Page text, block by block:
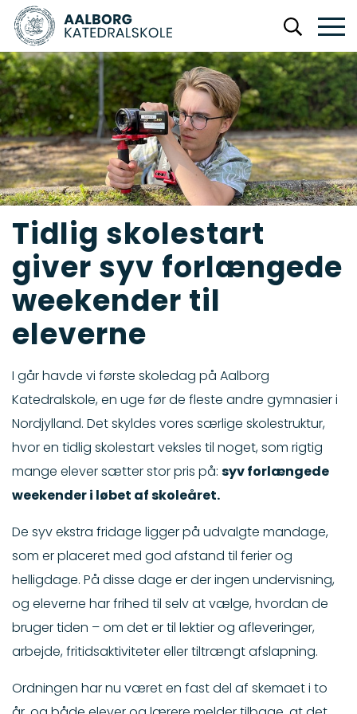
Tidlig skolestart
giver syv forlængede
weekender til
eleverne
I går havde vi første skoledag på Aalborg
Katedralskole, en uge før de fleste andre gymnasier i
Nordjylland. Det skyldes vores særlige skolestruktur,
hvor en tidlig skolestart veksles til noget, som rigtig
mange elever sætter stor pris på: syv forlængede
weekender i løbet af skoleåret.
De syv ekstra fridage ligger på udvalgte mandage,
som er placeret med god afstand til ferier og
helligdage. På disse dage er der ingen undervisning,
og eleverne har frihed til selv at vælge, hvordan de
bruger tiden – om det er til lektier og afleveringer,
arbejde, fritidsaktiviteter eller tiltrængt afslapning.
Ordningen har nu været en fast del af skemaet i to